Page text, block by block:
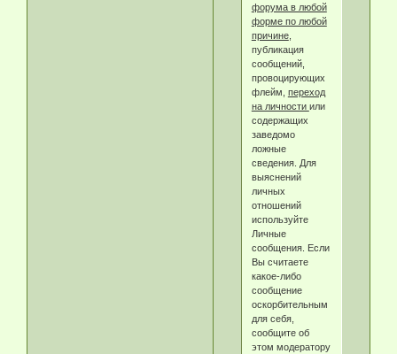
форума в любой
форме по любой
причине,
публикация
сообщений,
провоцирующих
флейм, переход
на личности или
содержащих
заведомо
ложные
сведения. Для
выяснений
личных
отношений
используйте
Личные
сообщения. Если
Вы считаете
какое-либо
сообщение
оскорбительным
для себя,
сообщите об
этом модератору